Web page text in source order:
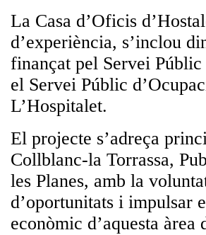
La Casa d’Oficis
d’experiència, s’inclou
finançat pel Servei
el Servei Públic
L’Hospitalet.
El projecte s’adreça
Collblanc-la Torrassa,
les Planes, amb la
d’oportunitats i impulsar
econòmic d’aquesta àrea